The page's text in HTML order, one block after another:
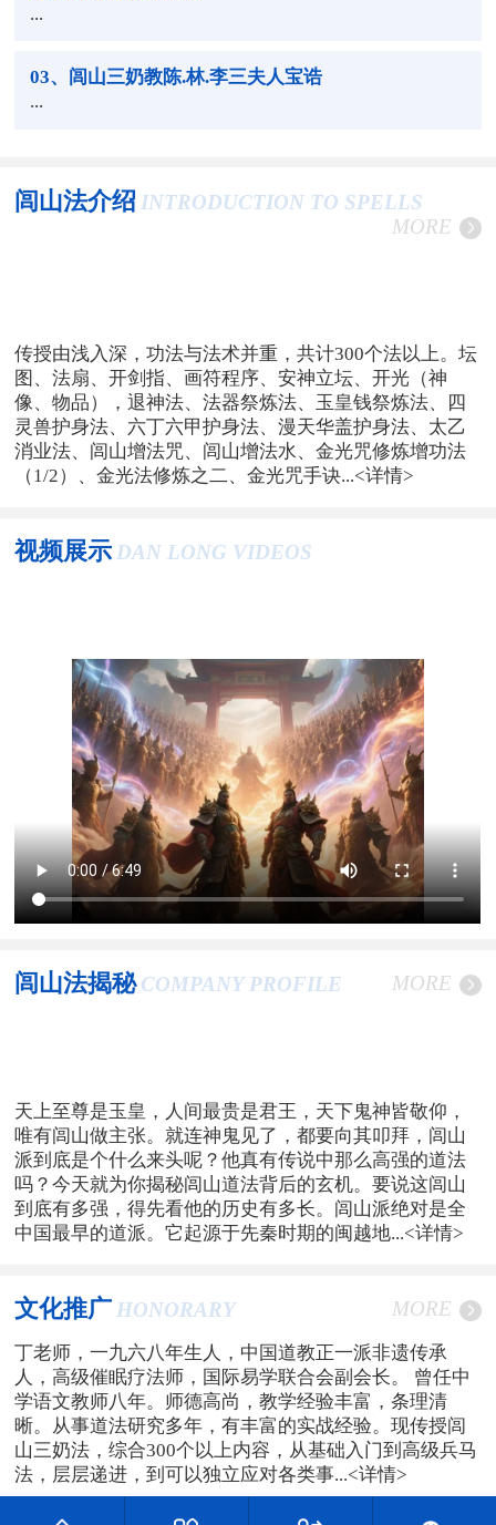
...
03、闾山三奶教陈.林.李三夫人宝诰
...
闾山法介绍 INTRODUCTION TO SPELLS
MORE
传授由浅入深，功法与法术并重，共计300个法以上。坛
图、法扇、开剑指、画符程序、安神立坛、开光（神
像、物品），退神法、法器祭炼法、玉皇钱祭炼法、四
灵兽护身法、六丁六甲护身法、漫天华盖护身法、太乙
消业法、闾山增法咒、闾山增法水、金光咒修炼增功法
（1/2）、金光法修炼之二、金光咒手诀...<详情>
视频展示 DAN LONG VIDEOS
闾山法揭秘 COMPANY PROFILE MORE
天上至尊是玉皇，人间最贵是君王，天下鬼神皆敬仰，
唯有闾山做主张。就连神鬼见了，都要向其叩拜，闾山
派到底是个什么来头呢？他真有传说中那么高强的道法
吗？今天就为你揭秘闾山道法背后的玄机。要说这闾山
到底有多强，得先看他的历史有多长。闾山派绝对是全
中国最早的道派。它起源于先秦时期的闽越地...<详情>
文化推广 HONORARY MORE
丁老师，一九六八年生人，中国道教正一派非遗传承
人，高级催眠疗法师，国际易学联合会副会长。 曾任中
学语文教师八年。师德高尚，教学经验丰富，条理清
晰。从事道法研究多年，有丰富的实战经验。现传授闾
山三奶法，综合300个以上内容，从基础入门到高级兵马
法，层层递进，到可以独立应对各类事...<详情>